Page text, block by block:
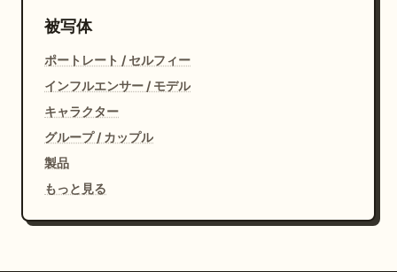
被写体
ポートレート / セルフィー
インフルエンサー / モデル
キャラクター
グループ / カップル
製品
もっと見る